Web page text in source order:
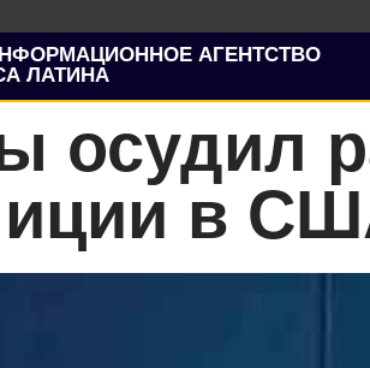
АГЕНТСТВО
ЛАТИНА
осудил
в